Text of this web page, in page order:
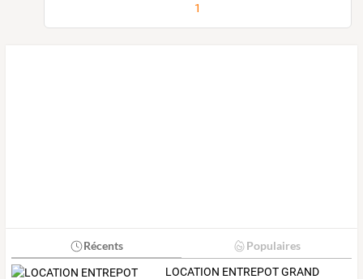
1
Récents Populaires
LOCATION ENTREPOT GRAND